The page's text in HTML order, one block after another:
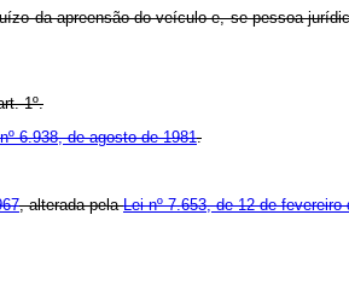
da apreensão do veículo e, se pessoa
1º.
6.938, de agosto de 1981.
, alterada pelaLei nº 7.653, de 12 de fevereiro